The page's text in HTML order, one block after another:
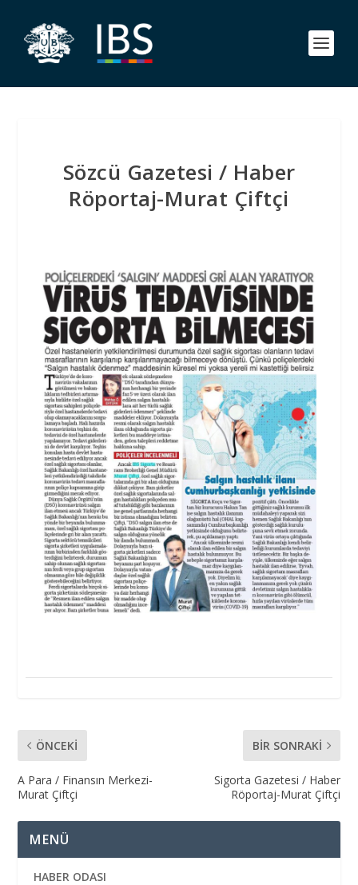
Sözcü Gazetesi / Haber
Röportaj-Murat Çiftçi
ÖNCEKI
A Para / Finansın Merkezi-
Murat Çiftçi
BIR SONRAKI
Sigorta Gazetesi / Haber
Röportaj-Murat Çiftçi
MENÜ
HABER ODASI